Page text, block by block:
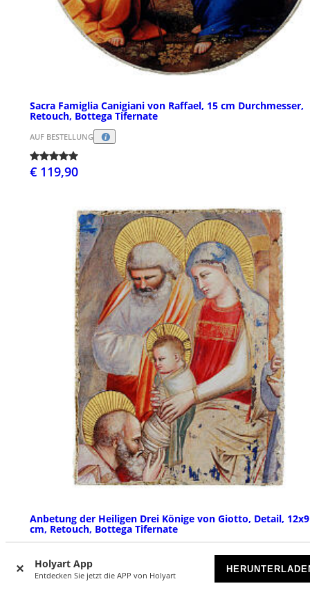
Holyart App
Entdecken Sie jetzt die APP von Holyart
Sacra Famiglia Canigiani von Raffael, 15 cm Durchmesser,
Retouch, Bottega Tifernate
AUF BESTELLUNG
€ 119,90
Anbetung der Heiligen Drei Könige von Giotto, Detail, 12x9
cm, Retouch, Bottega Tifernate
€ 79,90